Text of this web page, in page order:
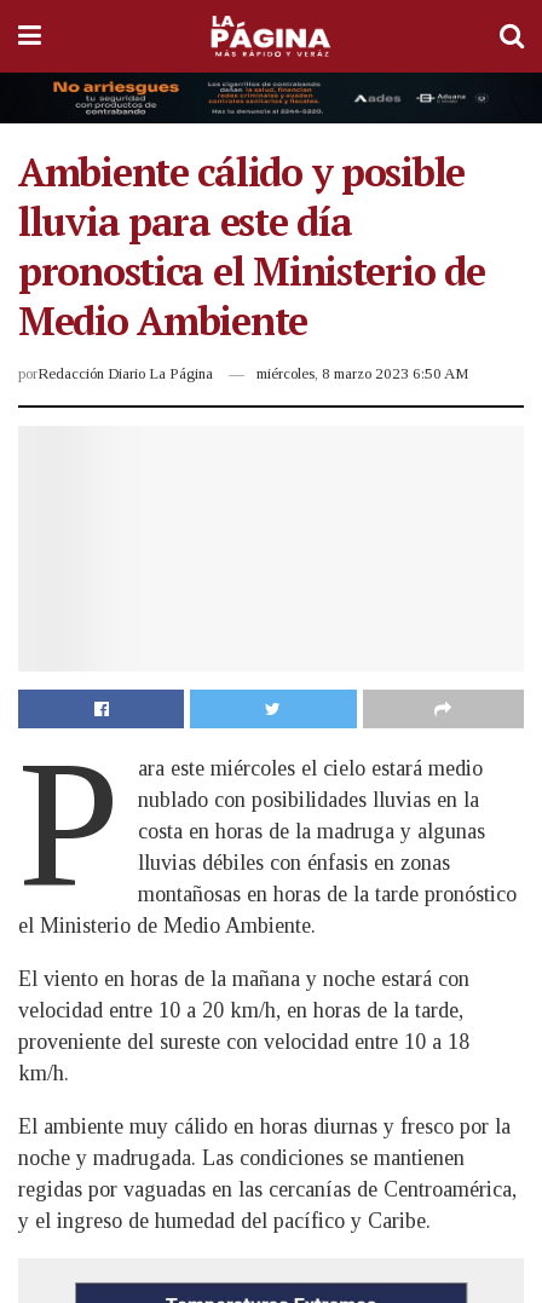
Ambiente cálido y posible
lluvia para este día
pronostica el Ministerio de
Medio Ambiente
porRedacción Diario La Página miércoles, 8 marzo 2023 6:50 AM
P
ara este miércoles el cielo estará medio
nublado con posibilidades lluvias en la
costa en horas de la madruga y algunas
lluvias débiles con énfasis en zonas
montañosas en horas de la tarde pronóstico
el Ministerio de Medio Ambiente.
El viento en horas de la mañana y noche estará con
velocidad entre 10 a 20 km/h, en horas de la tarde,
proveniente del sureste con velocidad entre 10 a 18
km/h.
El ambiente muy cálido en horas diurnas y fresco por la
noche y madrugada. Las condiciones se mantienen
regidas por vaguadas en las cercanías de Centroamérica,
y el ingreso de humedad del pacífico y Caribe.